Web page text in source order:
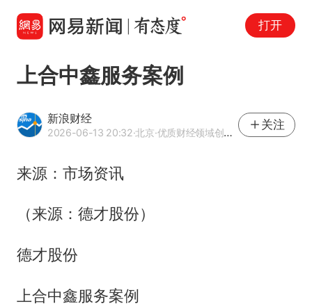
打开
上合中鑫服务案例
新浪财经
2026-06-13 20:32·北京·优质财经领域创作者
关注
来源：市场资讯
（来源：德才股份）
德才股份
上合中鑫服务案例